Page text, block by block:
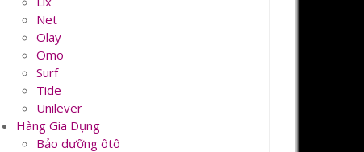
Net
Olay
Omo
Surf
Tide
Unilever
Hàng Gia Dụng
Bảo dưỡng ôtô